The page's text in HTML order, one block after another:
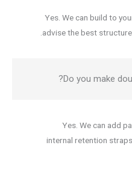
Yes. We can build to
advise the best
Do you make
Yes. We can add
internal retention